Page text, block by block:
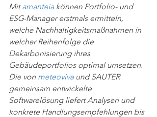
Mit amanteia können Portfolio- und
ESG-Manager erstmals ermitteln,
welche Nachhaltigkeitsmaßnahmen in
welcher Reihenfolge die
Dekarbonisierung ihres
Gebäudeportfolios optimal umsetzen.
Die von meteoviva und SAUTER
gemeinsam entwickelte
Softwarelösung liefert Analysen und
konkrete Handlungsempfehlungen bis